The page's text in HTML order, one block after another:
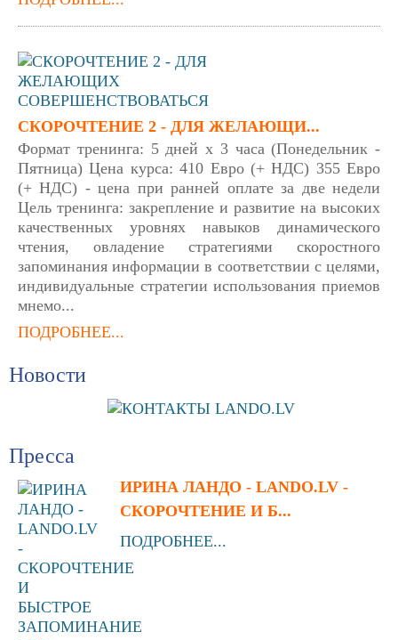
СКОРОЧТЕНИЕ 2 - ДЛЯ ЖЕЛАЮЩИ...
Формат тренинга: 5 дней х 3 часа (Понедельник -
Пятница) Цена курса: 410 Евро (+ НДС) 355 Евро
(+ НДС) - цена при ранней оплате за две недели
Цель тренинга: закрепление и развитие на высоких
качественных уровнях навыков динамического
чтения, овладение стратегиями скоростного
запоминания информации в соответствии с целями,
индивидуальные стратегии использования приемов
мнемо...
ПОДРОБНЕЕ...
Новости
Пресса
ИРИНА ЛАНДО - LANDO.LV -
СКОРОЧТЕНИЕ И Б...
ПОДРОБНЕЕ...